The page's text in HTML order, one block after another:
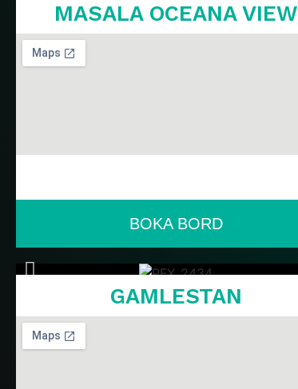
MASALA OCEANA VIEW
BOKA BORD
GAMLESTAN